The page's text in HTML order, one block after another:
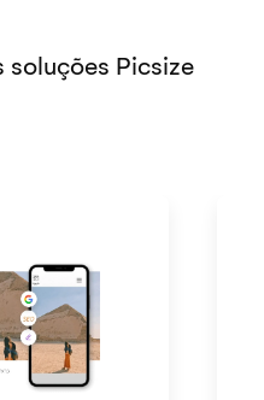
soluções Picsize